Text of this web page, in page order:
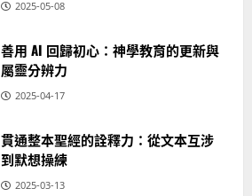
2025-05-08
善用 AI 回歸初心：神學教育的更新與
屬靈分辨力
2025-04-17
貫通整本聖經的詮釋力：從文本互涉
到默想操練
2025-03-13